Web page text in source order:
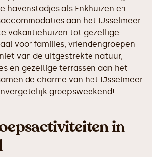
havenstadjes als Enkhuizen en
aan het IJsselmeer
vakantiehuizen tot gezellige
voor families, vriendengroepen
van de uitgestrekte natuur,
en gezellige terrassen aan het
de charme van het IJsselmeer
groepsweekend!
in